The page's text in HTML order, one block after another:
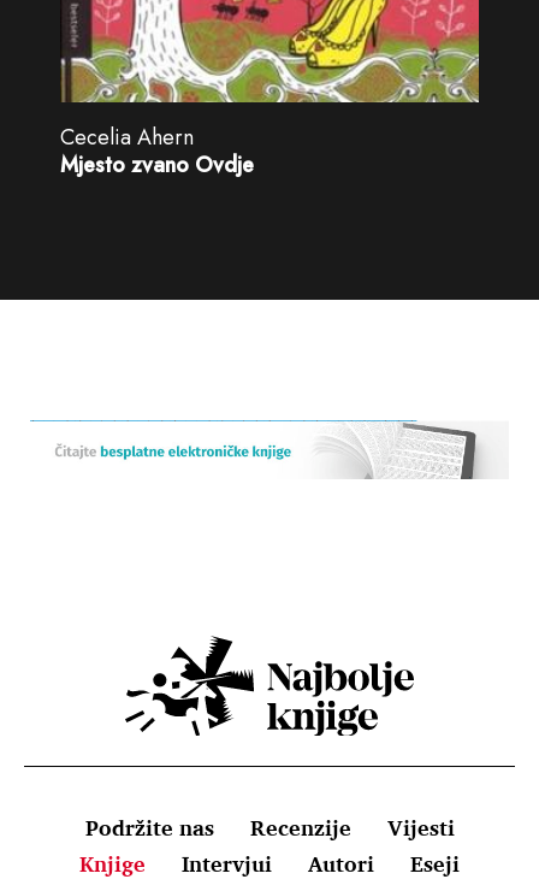
Cecelia Ahern
Mjesto zvano Ovdje
Podržite nas Recenzije
Vijesti
Knjige
Intervjui Autori
Eseji